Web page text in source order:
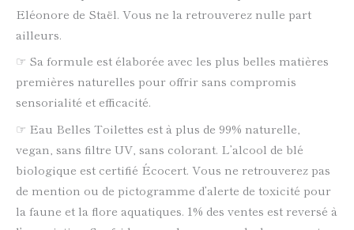
Eléonore de Staël. Vous ne la retrouverez nulle part
ailleurs.
☞ Sa formule est élaborée avec les plus belles matières
premières naturelles pour offrir sans compromis
sensorialité et efficacité.
☞ Eau Belles Toilettes est à plus de 99% naturelle,
vegan, sans filtre UV, sans colorant. L’alcool de blé
biologique est certifié Écocert. Vous ne retrouverez pas
de mention ou de pictogramme d’alerte de toxicité pour
la faune et la flore aquatiques. 1% des ventes est reversé à